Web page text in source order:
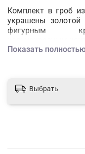
Комплект в гроб
украшены
фигурным
Показать
Выбрать